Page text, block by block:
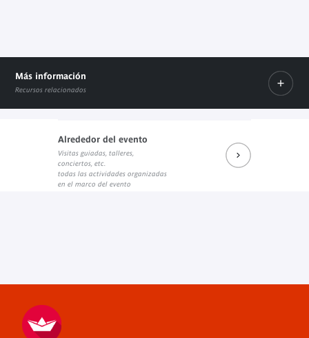
Más información
Recursos relacionados
Programme
Documento PDF
Alrededor del evento
Visitas guiadas, talleres,
conciertos, etc.
todas las actividades organizadas
en el marco del evento